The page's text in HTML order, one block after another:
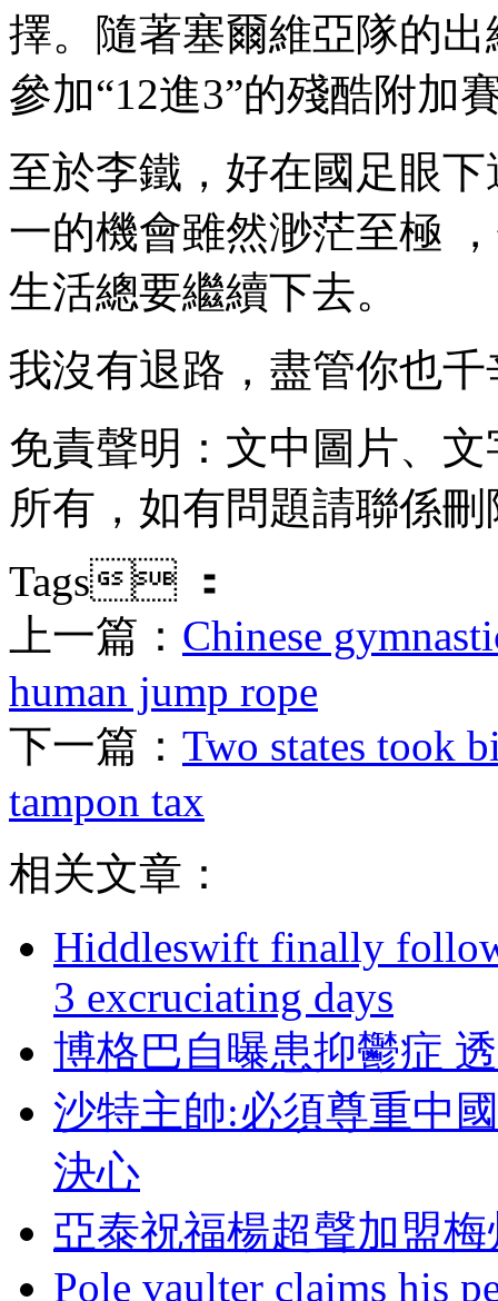
擇 。隨著塞爾維亞隊的
參加“12進3”的殘酷附加賽
至於李鐵 ，好在國足眼
一的機會雖然渺茫至極 ，
生活總要繼續下去。
我沒有退路 ，盡管你也千
免責聲明：文中圖片 
所有，如有問題請聯係刪除
Tags ：
上一篇： Chinese
human jump rope
下一篇： Two states took
tampon tax
相关文章：
Hiddleswift finally
3 excruciating days
博格巴自曝患抑鬱症 透
沙特主帥:必須尊重中
決心
亞泰祝福楊超聲加盟
Pole vaulter claims his